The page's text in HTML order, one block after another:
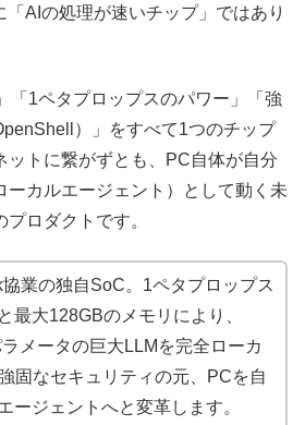
AIの処理が速いチップ」ではあり
1ペタプロップスのパワー」「強
）」をすべて1つのチップ
ットに繋がずとも、PC自体が自分
ーカルエージェント）として動く未
ロダクトです。
協業の独自SoC。1ペタプロップス
最大128GBのメモリにより、
メータの巨大LLMを完全ローカ
固なセキュリティの元、PCを自
ージェントへと変革します。